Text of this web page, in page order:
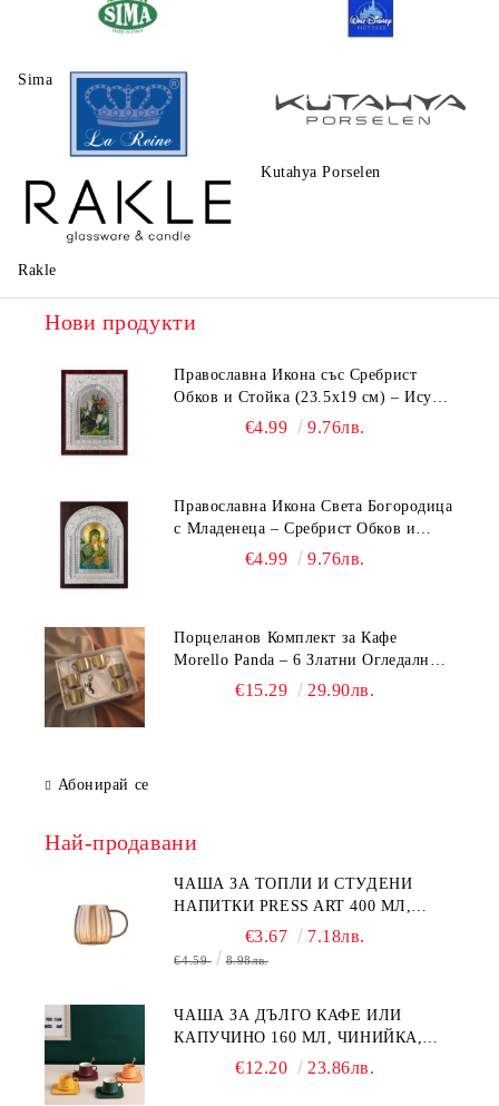
Sima
La Reine Kutahya Porselen
Rakle
Нови продукти
Православна Икона със Сребрист
Обков и Стойка (23.5х19 см) – Исус
Христос, Св. Георги, Св. Николай
€4.99 9.76лв.
Православна Икона Света Богородица
с Младенеца – Сребрист Обков и
Стойка (23.5х19 см, 6 Модела)
€4.99 9.76лв.
Порцеланов Комплект за Кафе
Morello Panda – 6 Златни Огледални
Чаши с Анаморфно Отражение и
€15.29 29.90лв.
Абонирай се
Най-продавани
ЧАША ЗА ТОПЛИ И СТУДЕНИ
НАПИТКИ PRESS ART 400 МЛ,
БОРОСИЛИКАТНО СТЪКЛО
€3.67 7.18лв.
€4.59 8.98лв.
ЧАША ЗА ДЪЛГО КАФЕ ИЛИ
КАПУЧИНО 160 МЛ, ЧИНИЙКА,
ЛЪЖИЧКА GREEN, ORANGE LOVE
€12.20 23.86лв.